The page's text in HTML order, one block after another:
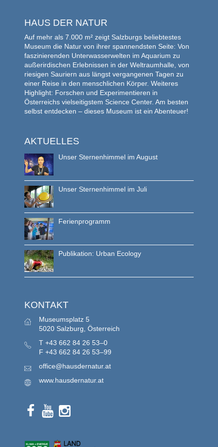
HAUS DER NATUR
Auf mehr als 7.000 m² zeigt Salzburgs beliebtestes
Museum die Natur von ihrer spannendsten Seite: Von
faszinierenden Unterwasserwelten im Aquarium zu
außerirdischen Erlebnissen in der Weltraumhalle, von
riesigen Sauriern aus längst vergangenen Tagen zu
einer Reise in den menschlichen Körper. Weiteres
Highlight: Forschen und Experimentieren in
Österreichs vielseitigstem Science Center. Am besten
selbst entdecken – dieses Museum ist ein Abenteuer!
AKTUELLES
Unser Sternenhimmel im August
Unser Sternenhimmel im Juli
Ferienprogramm
Publikation: Urban Ecology
KONTAKT
Museumsplatz 5
5020 Salzburg, Österreich
T +43 662 84 26 53–0
F +43 662 84 26 53–99
office@hausdernatur.at
www.hausdernatur.at